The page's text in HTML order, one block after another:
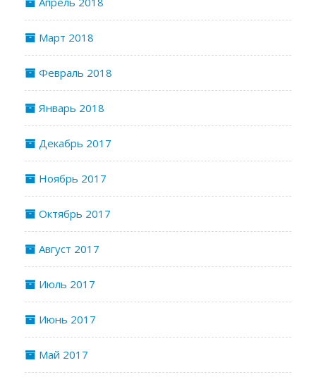
Март 2018
Февраль 2018
Январь 2018
Декабрь 2017
Ноябрь 2017
Октябрь 2017
Август 2017
Июль 2017
Июнь 2017
Май 2017